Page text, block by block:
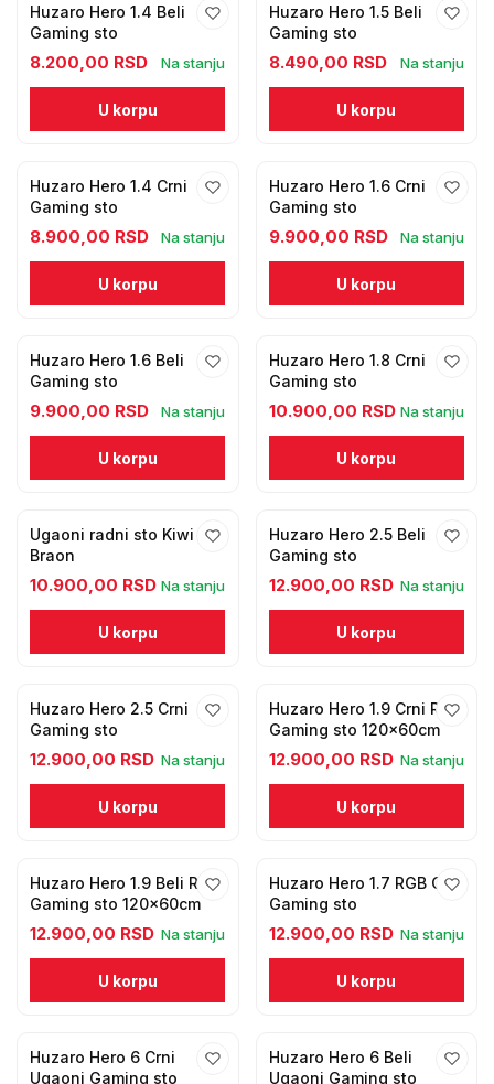
Huzaro Hero 1.4 Beli
Gaming sto
8.200,00 RSD Na stanju
U korpu
Huzaro Hero 1.5 Beli
Gaming sto
8.490,00 RSD Na stanju
U korpu
Huzaro Hero 1.4 Crni
Gaming sto
8.900,00 RSD Na stanju
U korpu
Huzaro Hero 1.6 Crni
Gaming sto
9.900,00 RSD Na stanju
U korpu
Huzaro Hero 1.6 Beli
Gaming sto
9.900,00 RSD Na stanju
U korpu
Huzaro Hero 1.8 Crni
Gaming sto
10.900,00 RSD Na stanju
U korpu
Ugaoni radni sto Kiwi
Braon
10.900,00 RSD Na stanju
U korpu
Huzaro Hero 2.5 Beli
Gaming sto
12.900,00 RSD Na stanju
U korpu
Huzaro Hero 2.5 Crni
Gaming sto
12.900,00 RSD Na stanju
U korpu
Huzaro Hero 1.9 Crni RGB
Gaming sto 120x60cm
12.900,00 RSD Na stanju
U korpu
Huzaro Hero 1.9 Beli RGB
Gaming sto 120x60cm
12.900,00 RSD Na stanju
U korpu
Huzaro Hero 1.7 RGB Crni
Gaming sto
12.900,00 RSD Na stanju
U korpu
Huzaro Hero 6 Crni
Ugaoni Gaming sto
Huzaro Hero 6 Beli
Ugaoni Gaming sto